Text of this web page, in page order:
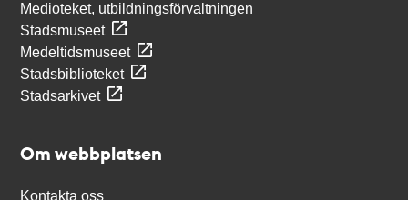
Medioteket, utbildningsförvaltningen
Stadsmuseet
Medeltidsmuseet
Stadsbiblioteket
Stadsarkivet
Om webbplatsen
Kontakta oss